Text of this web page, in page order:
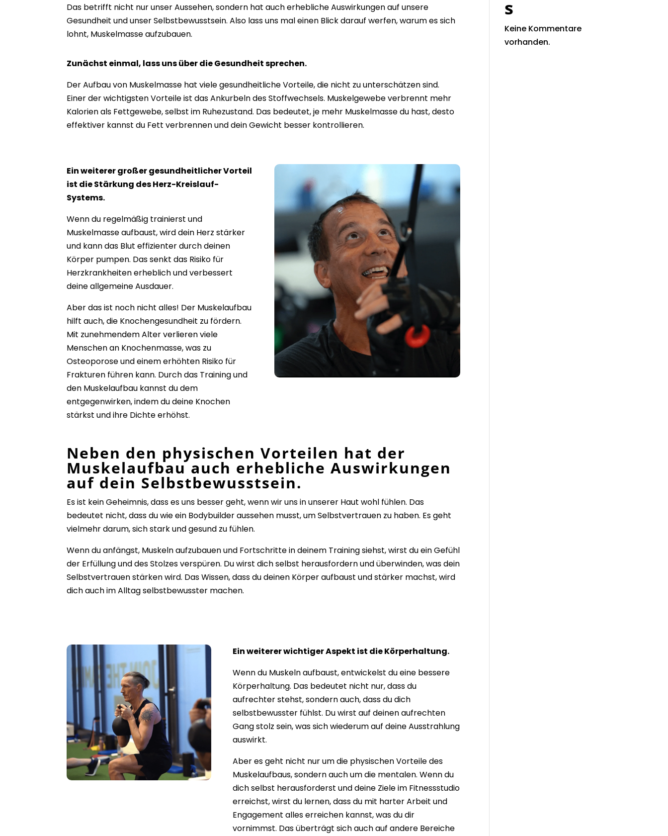
Das betrifft nicht nur unser Aussehen, sondern hat auch erhebliche Auswirkungen auf unsere
Gesundheit und unser Selbstbewusstsein. Also lass uns mal einen Blick darauf werfen, warum es sich
lohnt, Muskelmasse aufzubauen.
Zunächst einmal, lass uns über die Gesundheit sprechen.
Der Aufbau von Muskelmasse hat viele gesundheitliche Vorteile, die nicht zu unterschätzen sind.
Einer der wichtigsten Vorteile istdas Ankurbelndes Stoffwechsels. Muskelgewebe verbrennt mehr
Kalorien als Fettgewebe, selbst im Ruhezustand. Das bedeutet, je mehr Muskelmasse du hast, desto
effektiver kannst du Fett verbrennen und dein Gewicht besser kontrollieren.
Ein weiterer großer gesundheitlicher Vorteil
ist die Stärkung des Herz-Kreislauf-
Systems.
Wenn du regelmäßig trainierst und
Muskelmasse aufbaust, wird dein Herz stärker
und kann das Blut effizienter durch deinen
Körper pumpen. Das senkt das Risiko für
Herzkrankheiten erheblich und verbessert
deine allgemeine Ausdauer.
Aber das ist noch nicht alles! Der Muskelaufbau
hilft auch, die Knochengesundheit zu fördern.
Mit zunehmendem Alter verlieren viele
Menschen an Knochenmasse, was zu
Osteoporose und einem erhöhten Risiko für
Frakturen führen kann. Durch das Training und
den Muskelaufbau kannst du dem
entgegenwirken, indem du deine Knochen
stärkst und ihre Dichte erhöhst.
Neben den physischen Vorteilen hat der
Muskelaufbau auch erhebliche Auswirkungen
auf dein Selbstbewusstsein.
Es ist kein Geheimnis, dasses uns besser geht, wenn wir uns in unserer Haut wohl fühlen. Das
bedeutet nicht, dass du wie ein Bodybuilder aussehen musst, um Selbstvertrauen zu haben. Es geht
vielmehr darum, sich stark und gesund zu fühlen.
Wenn du anfängst, Muskeln aufzubauen und Fortschritte in deinem Training siehst, wirst du ein Gefühl
der Erfüllung und des Stolzes verspüren. Du wirst dich selbst herausfordern und überwinden, was dein
Selbstvertrauen stärken wird. Das Wissen, dass du deinen Körper aufbaust und stärker machst, wird
dich auch im Alltag selbstbewusster machen.
Ein weiterer wichtiger Aspekt ist die Körperhaltung.
Wenn du Muskeln aufbaust, entwickelst du eine bessere
Körperhaltung. Das bedeutet nicht nur, dass du
aufrechter stehst, sondern auch, dass du dich
selbstbewusster fühlst. Du wirst auf deinen aufrechten
Gang stolz sein, was sich wiederum auf deine Ausstrahlung
auswirkt.
Aber es geht nicht nur um die physischen Vorteile des
Muskelaufbaus, sondern auch um die mentalen. Wenn du
dich selbst herausforderst und deine Ziele im Fitnessstudio
erreichst, wirst du lernen, dass du mit harter Arbeit und
Engagement alles erreichen kannst, was du dir
vornimmst. Das überträgt sich auch auf andere Bereiche
s
Keine Kommentare
vorhanden.